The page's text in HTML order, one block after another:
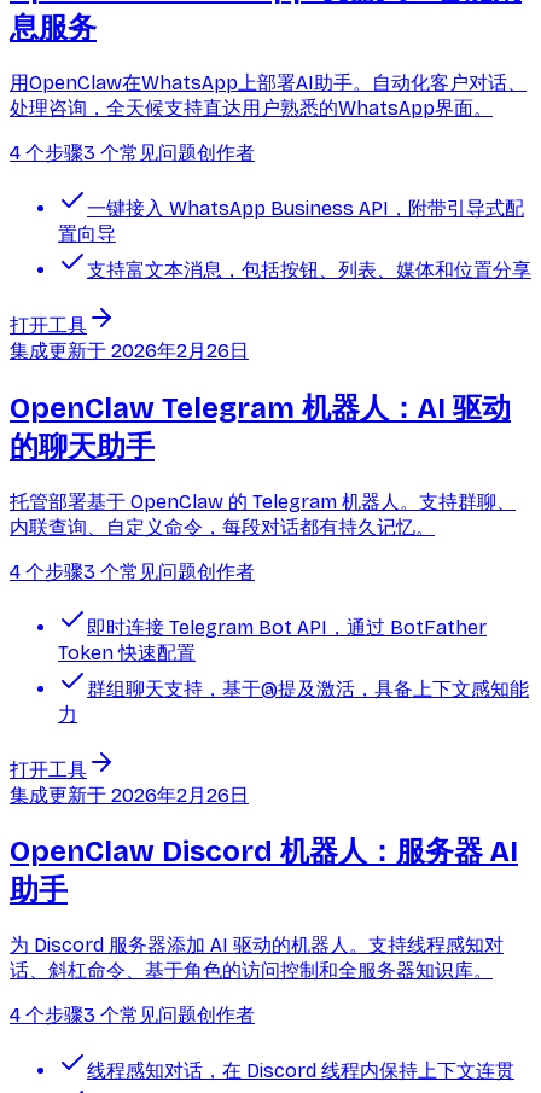
息服务
用OpenClaw在WhatsApp上部署AI助手。自动化客户对话、
处理咨询，全天候支持直达用户熟悉的WhatsApp界面。
4 个步骤3 个常见问题创作者
一键接入 WhatsApp Business API，附带引导式配
置向导
支持富文本消息，包括按钮、列表、媒体和位置分享
打开工具
集成更新于 2026年2月26日
OpenClaw Telegram 机器人：AI 驱动
的聊天助手
托管部署基于 OpenClaw 的 Telegram 机器人。支持群聊、
内联查询、自定义命令，每段对话都有持久记忆。
4 个步骤3 个常见问题创作者
即时连接 Telegram Bot API，通过 BotFather
Token 快速配置
群组聊天支持，基于@提及激活，具备上下文感知能
力
打开工具
集成更新于 2026年2月26日
OpenClaw Discord 机器人：服务器 AI
助手
为 Discord 服务器添加 AI 驱动的机器人。支持线程感知对
话、斜杠命令、基于角色的访问控制和全服务器知识库。
4 个步骤3 个常见问题创作者
线程感知对话，在 Discord 线程内保持上下文连贯